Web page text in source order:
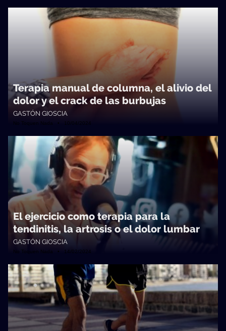
Terapia manual de columna, el alivio del
dolor y el crack de las burbujas
GASTÓN GIOSCIA
No Toquen Nada • 10/04/2024
El ejercicio como terapia para la
tendinitis, la artrosis o el dolor lumbar
GASTÓN GIOSCIA
No Toquen Nada • 14/02/2024